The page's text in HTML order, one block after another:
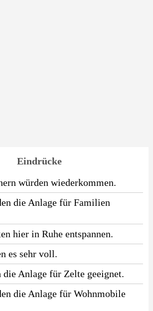
Eindrücke
würden wiederkommen.
die Anlage für Familien
hier in Ruhe entspannen.
es sehr voll.
die Anlage für Zelte geeignet.
die Anlage für Wohnmobile